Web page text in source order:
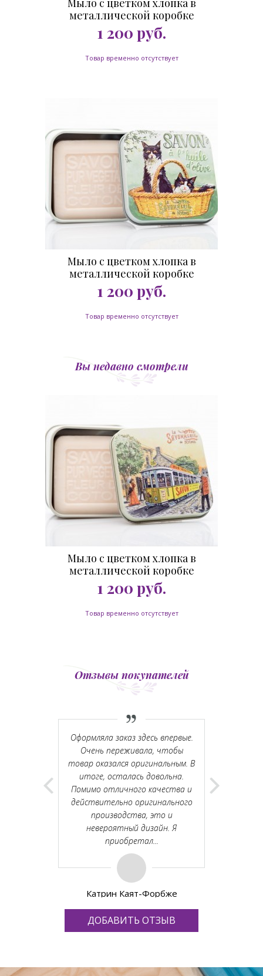
Мыло с цветком хлопка в
металлической коробке
Карусель 100 гр.
1 200 руб.
Товар временно отсутствует
Мыло с цветком хлопка в
металлической коробке
Черные коты 100 гр.
1 200 руб.
Товар временно отсутствует
Вы недавно смотрели
Мыло с цветком хлопка в
металлической коробке
Трамвай 100 гр.
1 200 руб.
Товар временно отсутствует
Отзывы покупателей
Оформляла заказ здесь впервые.
Очень переживала, чтобы
товар оказался оригинальным. В
итоге, осталась довольна.
Помимо отличного качества и
действительно оригинального
производства, это и
невероятный дизайн. Я
приобретал...
Катрин Каят-Форбже
ДОБАВИТЬ ОТЗЫВ